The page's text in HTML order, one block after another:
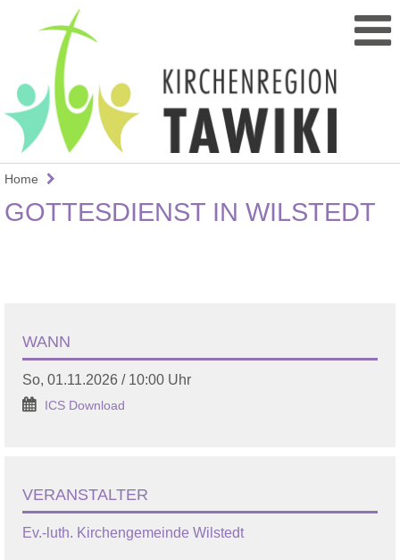
Home
GOTTESDIENST IN WILSTEDT
WANN
So, 01.11.2026 / 10:00 Uhr
ICS Download
VERANSTALTER
Ev.-luth. Kirchengemeinde Wilstedt